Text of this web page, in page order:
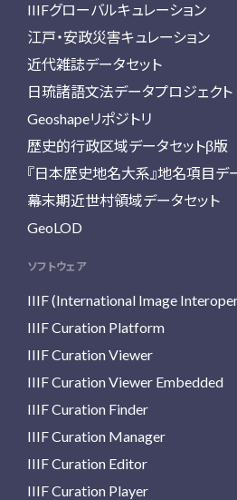
IIIFグローバルキュレーション
江戸・安政災害キュレーション
近代雑誌データセット
日琉諸語文法データプロジェクト
Geoshapeリポジトリ
歴史的行政区域データセットβ版
『日本歴史地名大系』地名項目デ
幕末期近世村領域データセット
GeoLOD
ソフトウェア
IIIF (International Image
IIIF Curation Platform
IIIF Curation Viewer
IIIF Curation Viewer Embedded
IIIF Curation Finder
IIIF Curation Manager
IIIF Curation Editor
IIIF Curation Player